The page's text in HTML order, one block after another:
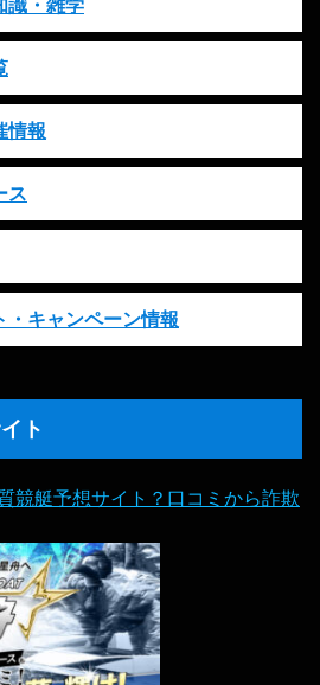
識・雑学
情報
ス
・キャンペーン情報
ト
競艇予想サイト？口コミから詐欺